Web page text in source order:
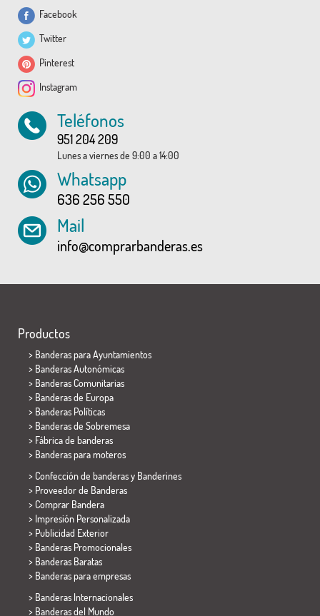
Facebook
Twitter
Pinterest
Instagram
Teléfonos
951 204 209
Lunes a viernes de 9:00 a 14:00
Whatsapp
636 256 550
Mail
info@comprarbanderas.es
Productos
> Banderas para Ayuntamientos
> Banderas Autonómicas
> Banderas Comunitarias
> Banderas de Europa
> Banderas Políticas
> Banderas de Sobremesa
> Fábrica de banderas
> Banderas para moteros
> Confección de banderas y Banderines
> Proveedor de Banderas
> Comprar Bandera
> Impresión Personalizada
> Publicidad Exterior
> Banderas Promocionales
> Banderas Baratas
> Banderas para empresas
> Banderas Internacionales
> Banderas del Mundo